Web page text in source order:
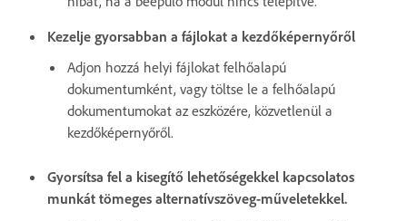
Kezelje gyorsabban a fájlokat a kezdőképernyőről
Adjon hozzá helyi fájlokat felhőalapú
dokumentumként, vagy töltse le a felhőalapú
dokumentumokat az eszközére, közvetlenül a
kezdőképernyőről.
Gyorsítsa fel a kisegítő lehetőségekkel kapcsolatos
munkát tömeges alternatívszöveg-műveletekkel.